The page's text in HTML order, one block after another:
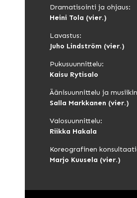
Dramatisointi ja ohjaus:
Heini Tola (vier.)
Lavastus:
Juho Lindström (vier.)
Pukusuunnittelu:
Kaisu Rytisalo
Äänisuunnittelu ja
Salla Markkanen (vier.)
Valosuunnittelu:
Riikka Hakala
Koreografinen
Marjo Kuusela (vier.)